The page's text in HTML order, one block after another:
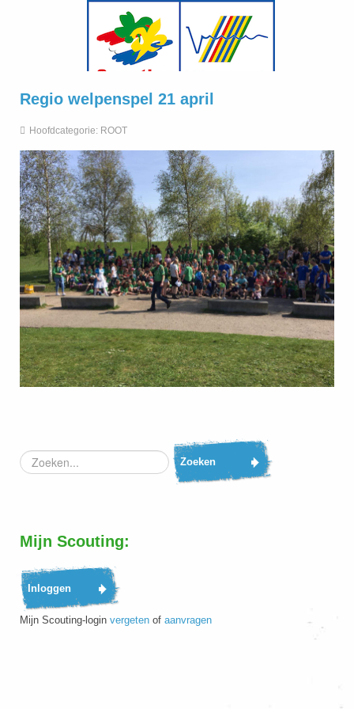
Regio welpenspel 21 april
Hoofdcategorie: ROOT
Zoeken
Mijn Scouting:
Mijn Scouting-login vergeten of aanvragen